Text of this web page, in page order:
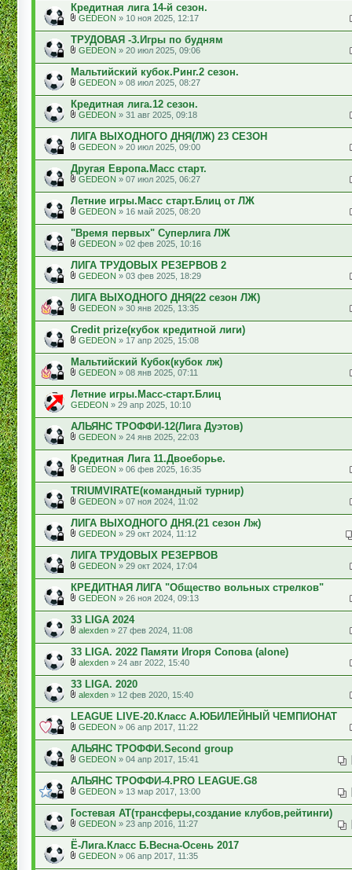
Кредитная лига 14-й сезон.
GEDEON » 10 ноя 2025, 12:17
ТРУДОВАЯ -3.Игры по будням
GEDEON » 20 июл 2025, 09:06
Мальтийский кубок.Ринг.2 сезон.
GEDEON » 08 июл 2025, 08:27
Кредитная лига.12 сезон.
GEDEON » 31 авг 2025, 09:18
ЛИГА ВЫХОДНОГО ДНЯ(ЛЖ) 23 СЕЗОН
GEDEON » 20 июл 2025, 09:00
Другая Европа.Масс старт.
GEDEON » 07 июл 2025, 06:27
Летние игры.Масс старт.Блиц от ЛЖ
GEDEON » 16 май 2025, 08:20
"Время первых" Суперлига ЛЖ
GEDEON » 02 фев 2025, 10:16
ЛИГА ТРУДОВЫХ РЕЗЕРВОВ 2
GEDEON » 03 фев 2025, 18:29
ЛИГА ВЫХОДНОГО ДНЯ(22 сезон ЛЖ)
GEDEON » 30 янв 2025, 13:35
Credit prize(кубок кредитной лиги)
GEDEON » 17 апр 2025, 15:08
Мальтийский Кубок(кубок лж)
GEDEON » 08 янв 2025, 07:11
Летние игры.Масс-старт.Блиц
GEDEON » 29 апр 2025, 10:10
АЛЬЯНС ТРОФФИ-12(Лига Дуэтов)
GEDEON » 24 янв 2025, 22:03
Кредитная Лига 11.Двоеборье.
GEDEON » 06 фев 2025, 16:35
TRIUMVIRATE(командный турнир)
GEDEON » 07 ноя 2024, 11:02
ЛИГА ВЫХОДНОГО ДНЯ.(21 сезон Лж)
GEDEON » 29 окт 2024, 11:12
ЛИГА ТРУДОВЫХ РЕЗЕРВОВ
GEDEON » 29 окт 2024, 17:04
КРЕДИТНАЯ ЛИГА "Общество вольных стрелков"
GEDEON » 26 ноя 2024, 09:13
33 LIGA 2024
alexden » 27 фев 2024, 11:08
33 LIGA. 2022 Памяти Игоря Сопова (alone)
alexden » 24 авг 2022, 15:40
33 LIGA. 2020
alexden » 12 фев 2020, 15:40
LEAGUE LIVE-20.Класс А.ЮБИЛЕЙНЫЙ ЧЕМПИОНАТ
GEDEON » 06 апр 2017, 11:22
АЛЬЯНС ТРОФФИ.Second group
GEDEON » 04 апр 2017, 15:41
АЛЬЯНС ТРОФФИ-4.PRO LEAGUE.G8
GEDEON » 13 мар 2017, 13:00
Гостевая АТ(трансферы,создание клубов,рейтинги)
GEDEON » 23 апр 2016, 11:27
Ё-Лига.Класс Б.Весна-Осень 2017
GEDEON » 06 апр 2017, 11:35